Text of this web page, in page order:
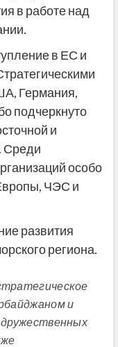
в работе над
в ЕС и
Германия,
подчеркнуто
и
Среди
особо
ЧЭС и
развития
региона.
и
дружественных